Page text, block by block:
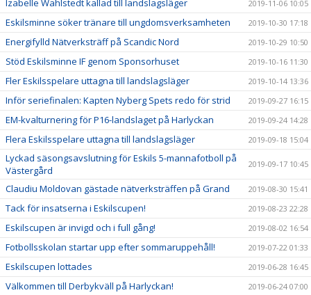
Izabelle Wahlstedt kallad till landslagsläger 2019-11-06 10:05
Eskilsminne söker tränare till ungdomsverksamheten 2019-10-30 17:18
Energifylld Nätverksträff på Scandic Nord 2019-10-29 10:50
Stöd Eskilsminne IF genom Sponsorhuset 2019-10-16 11:30
Fler Eskilsspelare uttagna till landslagsläger 2019-10-14 13:36
Inför seriefinalen: Kapten Nyberg Spets redo för strid 2019-09-27 16:15
EM-kvalturnering för P16-landslaget på Harlyckan 2019-09-24 14:28
Flera Eskilsspelare uttagna till landslagsläger 2019-09-18 15:04
Lyckad säsongsavslutning för Eskils 5-mannafotboll på
Västergård
2019-09-17 10:45
Claudiu Moldovan gästade nätverksträffen på Grand 2019-08-30 15:41
Tack för insatserna i Eskilscupen! 2019-08-23 22:28
Eskilscupen är invigd och i full gång! 2019-08-02 16:54
Fotbollsskolan startar upp efter sommaruppehåll! 2019-07-22 01:33
Eskilscupen lottades 2019-06-28 16:45
Välkommen till Derbykväll på Harlyckan! 2019-06-24 07:00